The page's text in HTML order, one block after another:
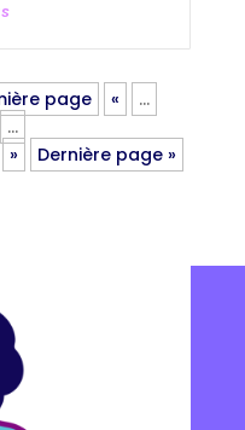
page «
…
…
» Dernière page »